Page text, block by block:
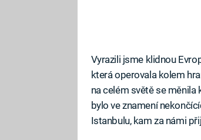
Vyrazili jsme klidnou
která operovala kolem
na celém světě se měnila
bylo ve znamení
Istanbulu, kam za námi